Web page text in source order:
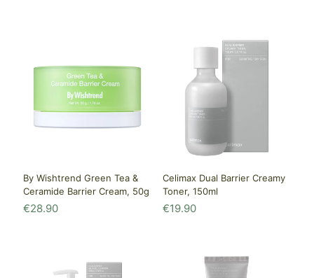
By Wishtrend Green Tea &
Ceramide Barrier Cream, 50g
€28.90
Celimax Dual Barrier Creamy
Toner, 150ml
€19.90